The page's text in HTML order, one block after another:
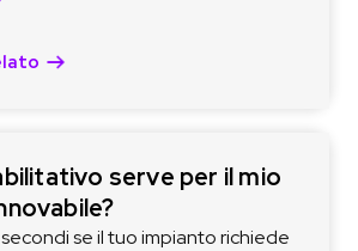
serve per il mio
se il tuo impianto richiede